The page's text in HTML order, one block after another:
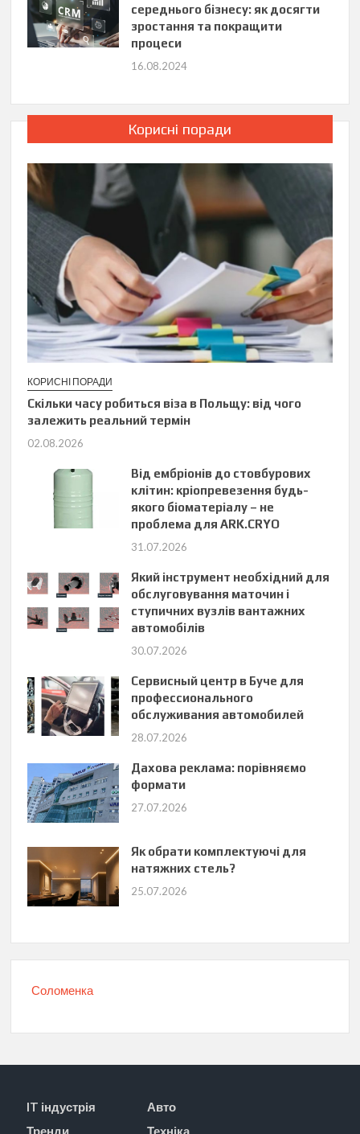
середнього бізнесу: як досягти
зростання та покращити
процеси
16.08.2024
Корисні поради
КОРИСНІ ПОРАДИ
Скільки часу робиться віза в Польщу: від чого
залежить реальний термін
02.08.2026
Від ембріонів до стовбурових
клітин: кріопревезення будь-
якого біоматеріалу – не
проблема для ARK.CRYO
31.07.2026
Який інструмент необхідний для
обслуговування маточин і
ступичних вузлів вантажних
автомобілів
30.07.2026
Сервисный центр в Буче для
профессионального
обслуживания автомобилей
28.07.2026
Дахова реклама: порівняємо
формати
27.07.2026
Як обрати комплектуючі для
натяжних стель?
25.07.2026
Соломенка
IT індустрія
Авто
Тренди
Техніка